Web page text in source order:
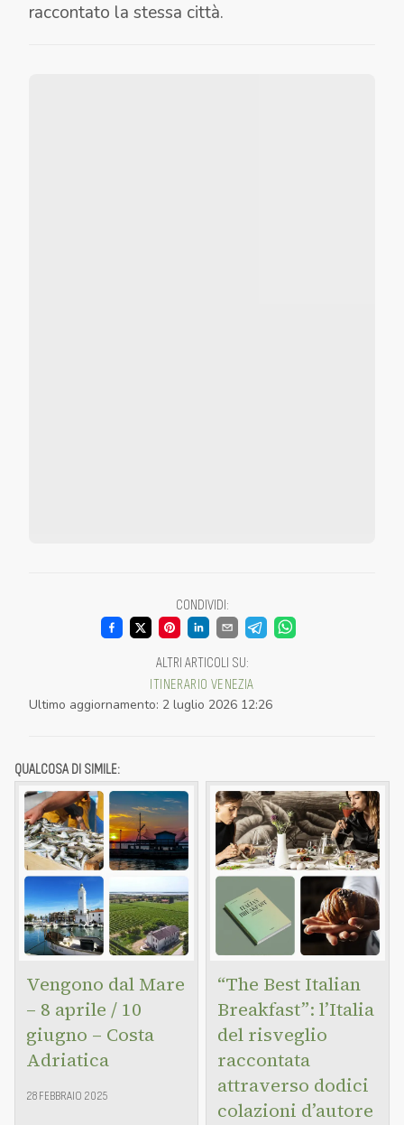
raccontato la stessa città.
CONDIVIDI:
ALTRI ARTICOLI SU:
ITINERARIO VENEZIA
Ultimo aggiornamento: 2 luglio 2026 12:26
QUALCOSA DI SIMILE:
Vengono dal Mare
– 8 aprile / 10
giugno – Costa
Adriatica
28 FEBBRAIO 2025
“The Best Italian
Breakfast”: l’Italia
del risveglio
raccontata
attraverso dodici
colazioni d’autore